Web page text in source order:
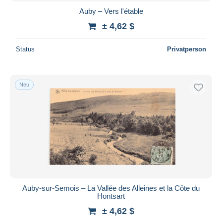
Auby – Vers l'étable
± 4,62 $
Status Privatperson
Neu
Auby-sur-Semois – La Vallée des Alleines et la Côte du
Hontsart
± 4,62 $